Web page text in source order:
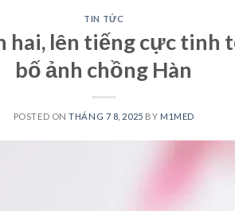
TIN TỨC
hai, lên tiếng cực tinh
bố ảnh chồng Hàn
POSTED ONTHÁNG 7 8, 2025 BY M1MED